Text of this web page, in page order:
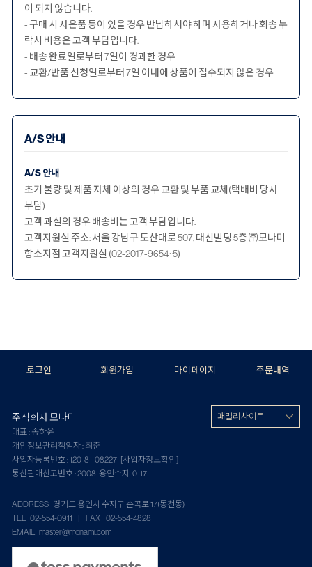
이 되지 않습니다.
- 구매 시 사은품 등이 있을 경우 반납하셔야 하며 사용하거나 회송 누
락시 비용은 고객 부담입니다.
- 배송 완료일로부터 7일이 경과한 경우
- 교환/반품 신청일로부터 7일 이내에 상품이 접수되지 않은 경우
A/S 안내
A/S 안내
초기 불량 및 제품 자체 이상의 경우 교환 및 부품 교체(택배비 당사
부담)
고객 과실의 경우 배송비는 고객 부담입니다.
고객지원실 주소: 서울 강남구 도산대로 507, 대신빌딩 5층 ㈜모나미
항소지점 고객지원실 (02-2017-9654~5)
로그인 회원가입 마이페이지 주문내역
주식회사 모나미
대표 : 송하윤
개인정보관리책임자 : 최준
사업자등록번호 : 120-81-08227 [사업자정보확인]
통신판매신고번호 : 2008-용인수지-0117
ADDRESS 경기도 용인시 수지구 손곡로 17(동천동)
TEL 02-554-0911 | FAX 02-554-4828
EMAIL master@monami.com
패밀리 사이트